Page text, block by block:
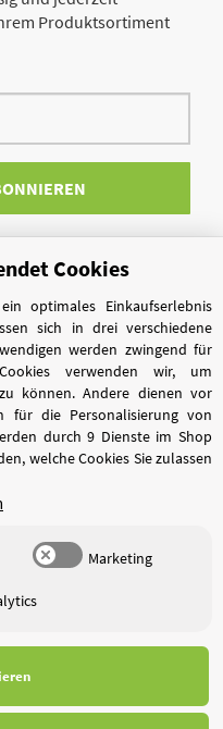
Produktsortiment
USt., zzgl.Versand
Cookies
optimales Einkaufserlebnis
sich in drei verschiedene
werden zwingend für
verwenden wir, um
können. Andere dienen vor
für die Personalisierung von
durch 9 Dienste im Shop
welche Cookies Sie zulassen
Marketing